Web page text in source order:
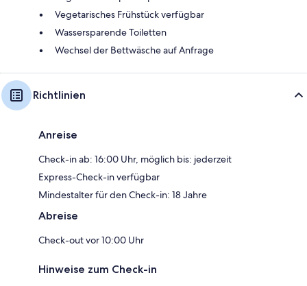
Vegetarisches Frühstück verfügbar
Wassersparende Toiletten
Wechsel der Bettwäsche auf Anfrage
Richtlinien
Anreise
Check-in ab: 16:00 Uhr, möglich bis: jederzeit
Express-Check-in verfügbar
Mindestalter für den Check-in: 18 Jahre
Abreise
Check-out vor 10:00 Uhr
Hinweise zum Check-in